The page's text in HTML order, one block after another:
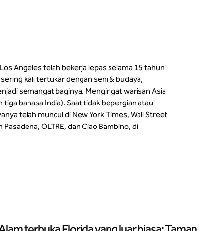
Angeles telah bekerja lepas selama 15 tahun
kali tertukar dengan seni & budaya,
semangat baginya. Mengingat warisan Asia
bahasa India). Saat tidak bepergian atau
telah muncul di New York Times, Wall Street
OLTRE, dan Ciao Bambino, di